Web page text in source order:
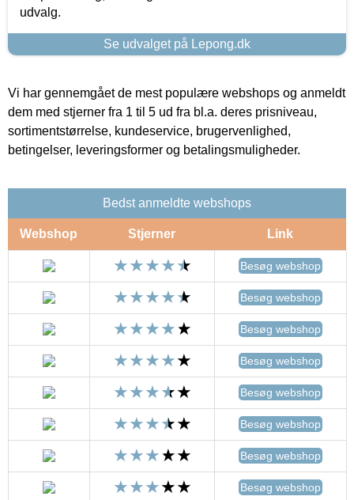
udvalg.
Se udvalget på Lepong.dk
Vi har gennemgået de mest populære webshops og anmeldt
dem med stjerner fra 1 til 5 ud fra bl.a. deres prisniveau,
sortimentstørrelse, kundeservice, brugervenlighed,
betingelser, leveringsformer og betalingsmuligheder.
Bedst anmeldte webshops
Webshop Stjerner Link
Besøg webshop
Besøg webshop
Besøg webshop
Besøg webshop
Besøg webshop
Besøg webshop
Besøg webshop
Besøg webshop